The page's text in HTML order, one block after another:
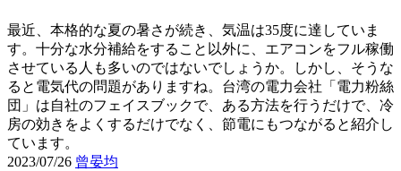
最近、本格的な夏の暑さが続き、気温は35度に達していま
す。十分な水分補給をすること以外に、エアコンをフル稼働
させている人も多いのではないでしょうか。しかし、そうな
ると電気代の問題がありますね。台湾の電力会社「電力粉絲
団」は自社のフェイスブックで、ある方法を行うだけで、冷
房の効きをよくするだけでなく、節電にもつながると紹介し
ています。
2023/07/26 曾晏均